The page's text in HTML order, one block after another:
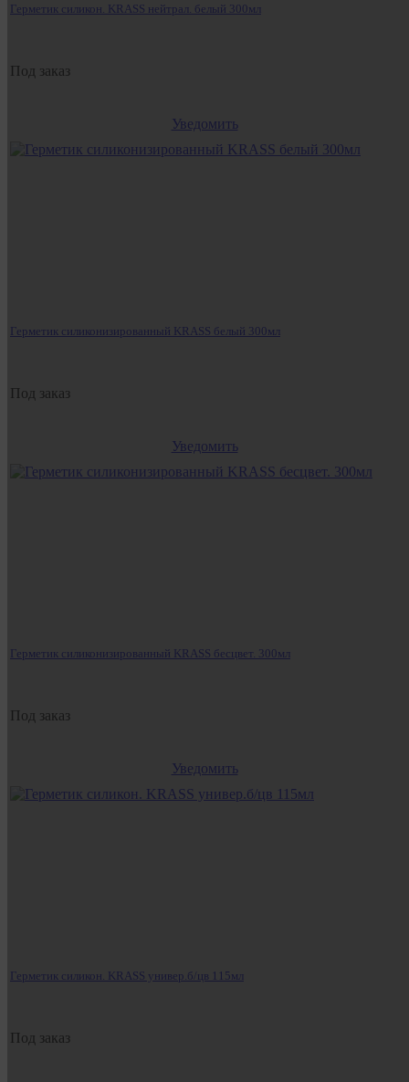
Герметик силикон. KRASS нейтрал. белый 300мл
Под заказ
Уведомить
Герметик силиконизированный KRASS белый 300мл
Под заказ
Уведомить
Герметик силиконизированный KRASS бесцвет. 300мл
Под заказ
Уведомить
Герметик силикон. KRASS универ.б/цв 115мл
Под заказ